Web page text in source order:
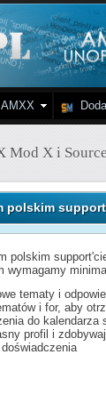
Mod X i
polskim
polskim
wymagamy
tematy i
i for, aby
do kalendarza
profil i